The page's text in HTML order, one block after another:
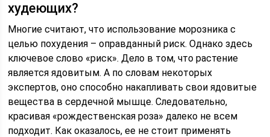
худеющих?
Многие считают, что использование морозника с
целью похудения – оправданный риск. Однако здесь
ключевое слово «риск». Дело в том, что растение
является ядовитым. А по словам некоторых
экспертов, оно способно накапливать свои ядовитые
вещества в сердечной мышце. Следовательно,
красивая «рождественская роза» далеко не всем
подходит. Как оказалось, ее не стоит применять